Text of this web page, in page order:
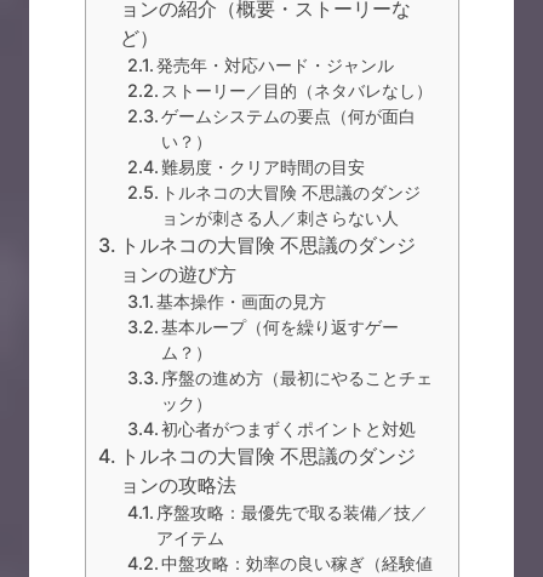
ョンの紹介（概要・ストーリーな
ど）
発売年・対応ハード・ジャンル
ストーリー／目的（ネタバレなし）
ゲームシステムの要点（何が面白
い？）
難易度・クリア時間の目安
トルネコの大冒険 不思議のダンジ
ョンが刺さる人／刺さらない人
トルネコの大冒険 不思議のダンジ
ョンの遊び方
基本操作・画面の見方
基本ループ（何を繰り返すゲー
ム？）
序盤の進め方（最初にやることチェ
ック）
初心者がつまずくポイントと対処
トルネコの大冒険 不思議のダンジ
ョンの攻略法
序盤攻略：最優先で取る装備／技／
アイテム
中盤攻略：効率の良い稼ぎ（経験値